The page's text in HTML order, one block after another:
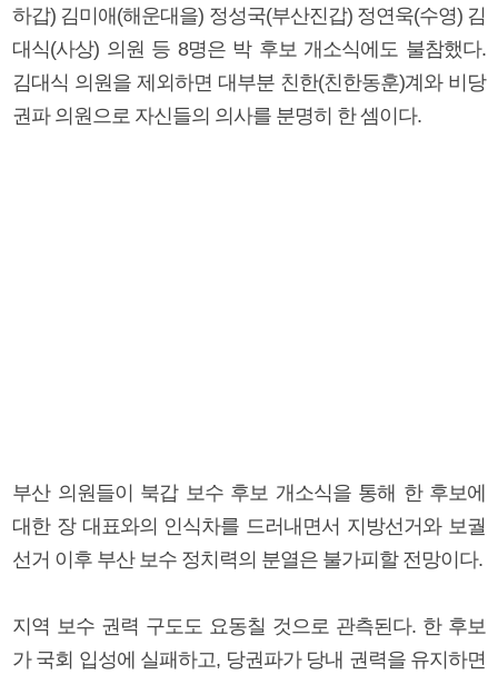
하갑) 김미애(해운대을) 정성국(부산진갑) 정연욱(수영) 김
대식(사상) 의원 등 8명은 박 후보 개소식에도 불참했다.
김대식 의원을 제외하면 대부분 친한(친한동훈)계와 비당
권파 의원으로 자신들의 의사를 분명히 한 셈이다.
부산 의원들이 북갑 보수 후보 개소식을 통해 한 후보에
대한 장 대표와의 인식차를 드러내면서 지방선거와 보궐
선거 이후 부산 보수 정치력의 분열은 불가피할 전망이다.
지역 보수 권력 구도도 요동칠 것으로 관측된다. 한 후보
가 국회 입성에 실패하고, 당권파가 당내 권력을 유지하면